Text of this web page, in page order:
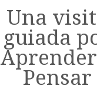
Una
guiada
Pensar